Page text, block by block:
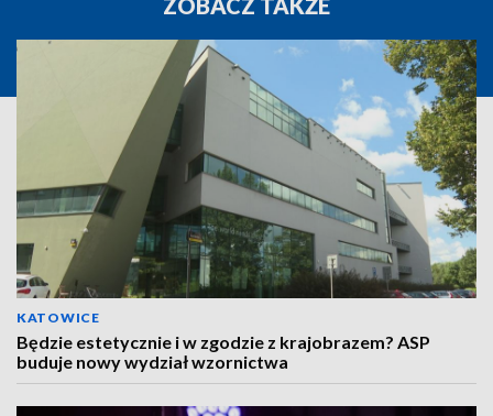
ZOBACZ TAKŻE
KATOWICE
Będzie estetycznie i w zgodzie z krajobrazem? ASP
buduje nowy wydział wzornictwa